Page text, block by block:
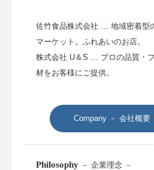
佐竹食品株式会社 … 地域密着型
マーケット。ふれあいのお店。
株式会社 U＆S … プロの品質・
材をお客様にご提供。
Company － 会社概要
Philosophy － 企業理念 －